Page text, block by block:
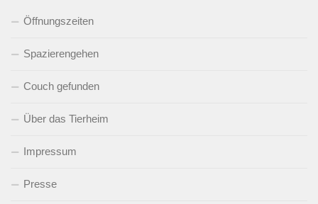
Öffnungszeiten
Spazierengehen
Couch gefunden
Über das Tierheim
Impressum
Presse